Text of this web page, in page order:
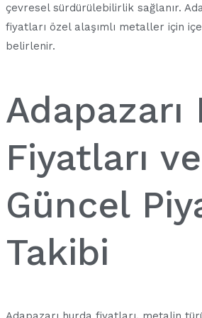
çevresel sürdürülebilirlik sağlanır.
fiyatları özel alaşımlı metaller için
belirlenir.
Adapazarı
Fiyatları ve
Güncel
Takibi